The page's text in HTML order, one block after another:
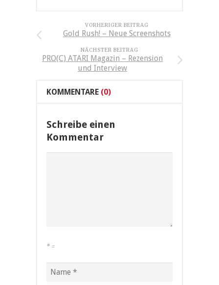
VORHERIGER BEITRAG
Gold Rush! – Neue Screenshots
NÄCHSTER BEITRAG
PRO(C) ATARI Magazin – Rezension
und Interview
KOMMENTARE (0)
Schreibe einen
Kommentar
* =